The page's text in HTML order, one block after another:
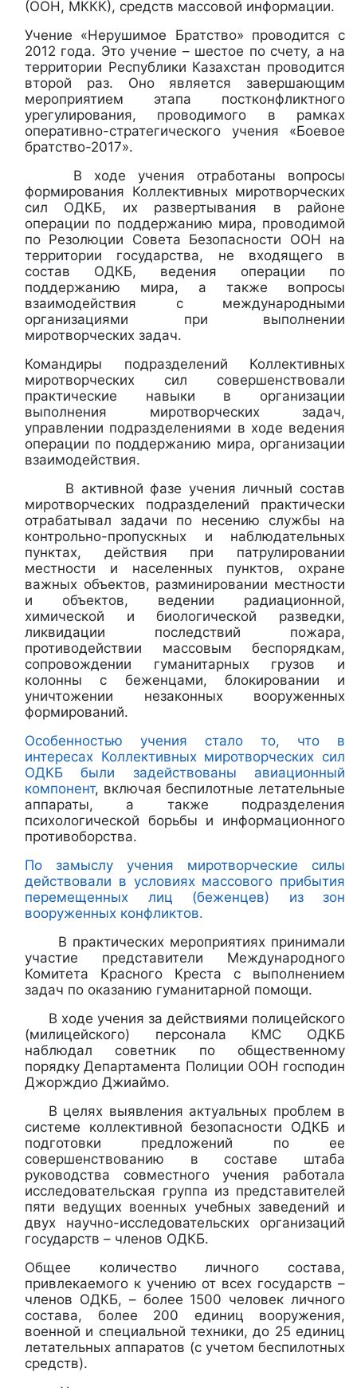
(ООН, МККК), средств массовой информации.
Учение «Нерушимое Братство» проводится с
2012 года. Это учение – шестое по счету, а на
территории Республики Казахстан проводится
второй раз. Оно является завершающим
мероприятием этапа постконфликтного
урегулирования, проводимого в рамках
оперативно-стратегического учения «Боевое
братство-2017».
В ходе учения отработаны вопросы
формирования Коллективных миротворческих
сил ОДКБ, их развертывания в районе
операции по поддержанию мира, проводимой
по Резолюции Совета Безопасности ООН на
территории государства, не входящего в
состав ОДКБ, ведения операции по
поддержанию мира, а также вопросы
взаимодействия с международными
организациями при выполнении
миротворческих задач.
Командиры подразделений Коллективных
миротворческих сил совершенствовали
практические навыки в организации
выполнения миротворческих задач,
управлении подразделениями в ходе ведения
операции по поддержанию мира, организации
взаимодействия.
В активной фазе учения личный состав
миротворческих подразделений практически
отрабатывал задачи по несению службы на
контрольно-пропускных и наблюдательных
пунктах, действия при патрулировании
местности и населенных пунктов, охране
важных объектов, разминировании местности
и объектов, ведении радиационной,
химической и биологической разведки,
ликвидации последствий пожара,
противодействии массовым беспорядкам,
сопровождении гуманитарных грузов и
колонны с беженцами, блокировании и
уничтожении незаконных вооруженных
формирований.
Особенностью учения стало то, что в
интересах Коллективных миротворческих сил
ОДКБ были задействованы авиационный
компонент, включая беспилотные летательные
аппараты, а также подразделения
психологической борьбы и информационного
противоборства.
По замыслу учения миротворческие силы
действовали в условиях массового прибытия
перемещенных лиц (беженцев) из зон
вооруженных конфликтов.
В практических мероприятиях принимали
участие представители Международного
Комитета Красного Креста с выполнением
задач по оказанию гуманитарной помощи.
В ходе учения за действиями полицейского
(милицейского) персонала КМС ОДКБ
наблюдал советник по общественному
порядку Департамента Полиции ООН господин
Джорждио Джиаймо.
В целях выявления актуальных проблем в
системе коллективной безопасности ОДКБ и
подготовки предложений по ее
совершенствованию в составе штаба
руководства совместного учения работала
исследовательская группа из представителей
пяти ведущих военных учебных заведений и
двух научно-исследовательских организаций
государств – членов ОДКБ.
Общее количество личного состава,
привлекаемого к учению от всех государств –
членов ОДКБ, – более 1500 человек личного
состава, более 200 единиц вооружения,
военной и специальной техники, до 25 единиц
летательных аппаратов (с учетом беспилотных
средств).